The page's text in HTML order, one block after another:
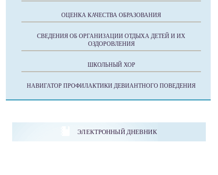
ОЦЕНКА КАЧЕСТВА ОБРАЗОВАНИЯ
СВЕДЕНИЯ ОБ ОРГАНИЗАЦИИ ОТДЫХА ДЕТЕЙ И ИХ
ОЗДОРОВЛЕНИЯ
ШКОЛЬНЫЙ ХОР
НАВИГАТОР ПРОФИЛАКТИКИ ДЕВИАНТНОГО ПОВЕДЕНИЯ
ЭЛЕКТРОННЫЙ ДНЕВНИК